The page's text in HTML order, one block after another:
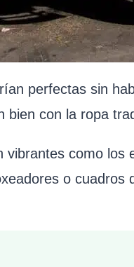
perfectas sin
bien con la ropa
como
o